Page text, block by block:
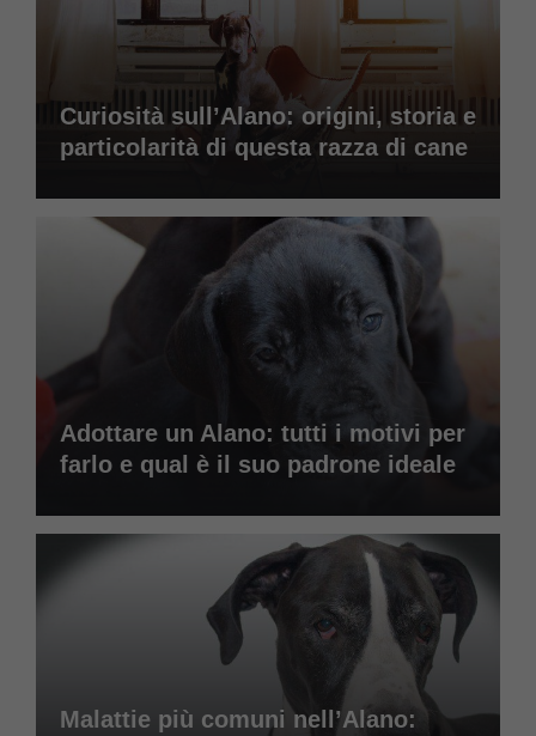
Curiosità sull’Alano: origini, storia e
particolarità di questa razza di cane
Adottare un Alano: tutti i motivi per
farlo e qual è il suo padrone ideale
Malattie più comuni nell’Alano: